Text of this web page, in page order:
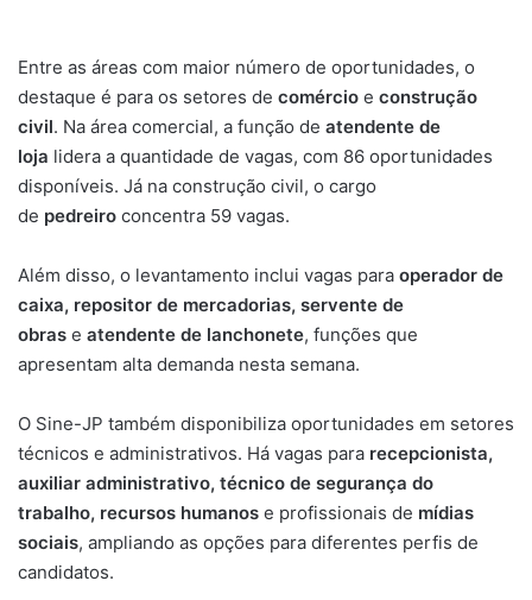
Entre as áreas com maior número de oportunidades, o
destaque é para os setores de comércio e construção
civil. Na área comercial, a função de atendente de
loja lidera a quantidade de vagas, com 86 oportunidades
disponíveis. Já na construção civil, o cargo
de pedreiro concentra 59 vagas.
Além disso, o levantamento inclui vagas para operador de
caixa, repositor de mercadorias, servente de
obras e atendente de lanchonete, funções que
apresentam alta demanda nesta semana.
O Sine-JP também disponibiliza oportunidades em setores
técnicos e administrativos. Há vagas para recepcionista,
auxiliar administrativo, técnico de segurança do
trabalho, recursos humanos e profissionais de mídias
sociais, ampliando as opções para diferentes perfis de
candidatos.